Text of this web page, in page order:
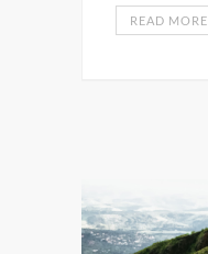
READ MORE